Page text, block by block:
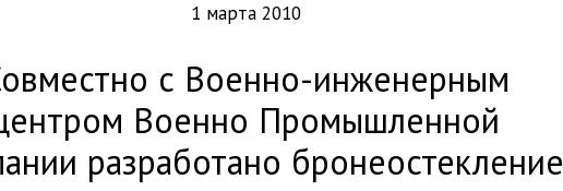
1 марта 2010
с Военно-инженерным
Военно Промышленной
разработано бронеостекление